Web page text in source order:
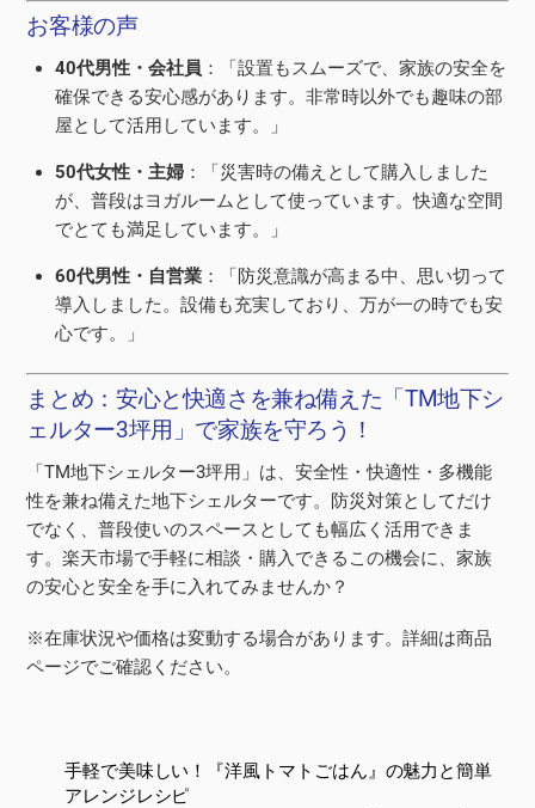
お客様の声
40代男性・会社員 ：「設置もスムーズで、家族の安全を
確保できる安心感があります。非常時以外でも趣味の部
屋として活用しています。」
50代女性・主婦 ：「災害時の備えとして購入しました
が、普段はヨガルームとして使っています。快適な空間
でとても満足しています。」
60代男性・自営業 ：「防災意識が高まる中、思い切って
導入しました。設備も充実しており、万が一の時でも安
心です。」
まとめ：安心と快適さを兼ね備えた「TM地下シ
ェルター3坪用」で家族を守ろう！
「TM地下シェルター3坪用」は、安全性・快適性・多機能
性を兼ね備えた地下シェルターです。防災対策としてだけ
でなく、普段使いのスペースとしても幅広く活用できま
す。楽天市場で手軽に相談・購入できるこの機会に、家族
の安心と安全を手に入れてみませんか？
※在庫状況や価格は変動する場合があります。詳細は商品
ページでご確認ください。
手軽で美味しい！『洋風トマトごはん』の魅力と簡単
アレンジレシピ